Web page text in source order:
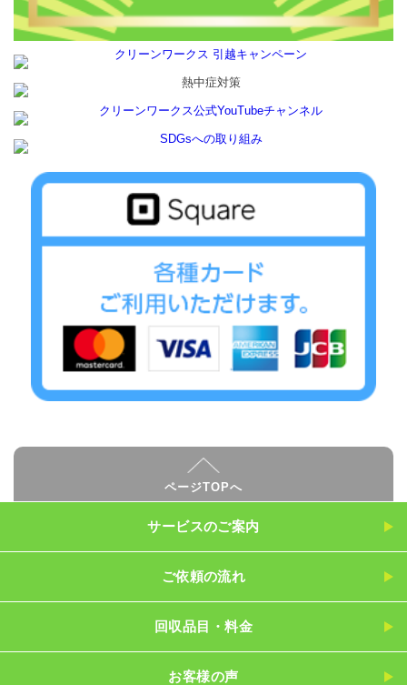
ページTOPへ
サービスのご案内
ご依頼の流れ
回収品目・料金
お客様の声